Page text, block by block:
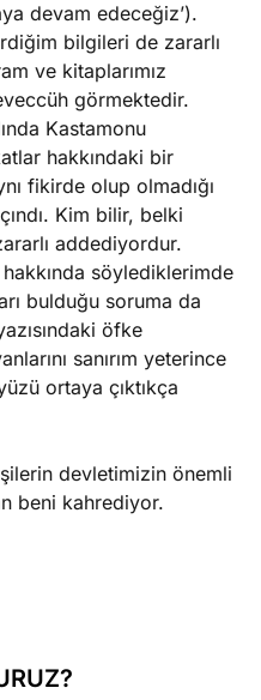
devam edeceğiz’).
bilgileri de zararlı
ve kitaplarımız
görmektedir.
Kastamonu
hakkındaki bir
fikirde olup olmadığı
Kim bilir, belki
addediyordur.
söylediklerimde
bulduğu soruma da
öfke
sanırım yeterince
ortaya çıktıkça
devletimizin önemli
beni kahrediyor.